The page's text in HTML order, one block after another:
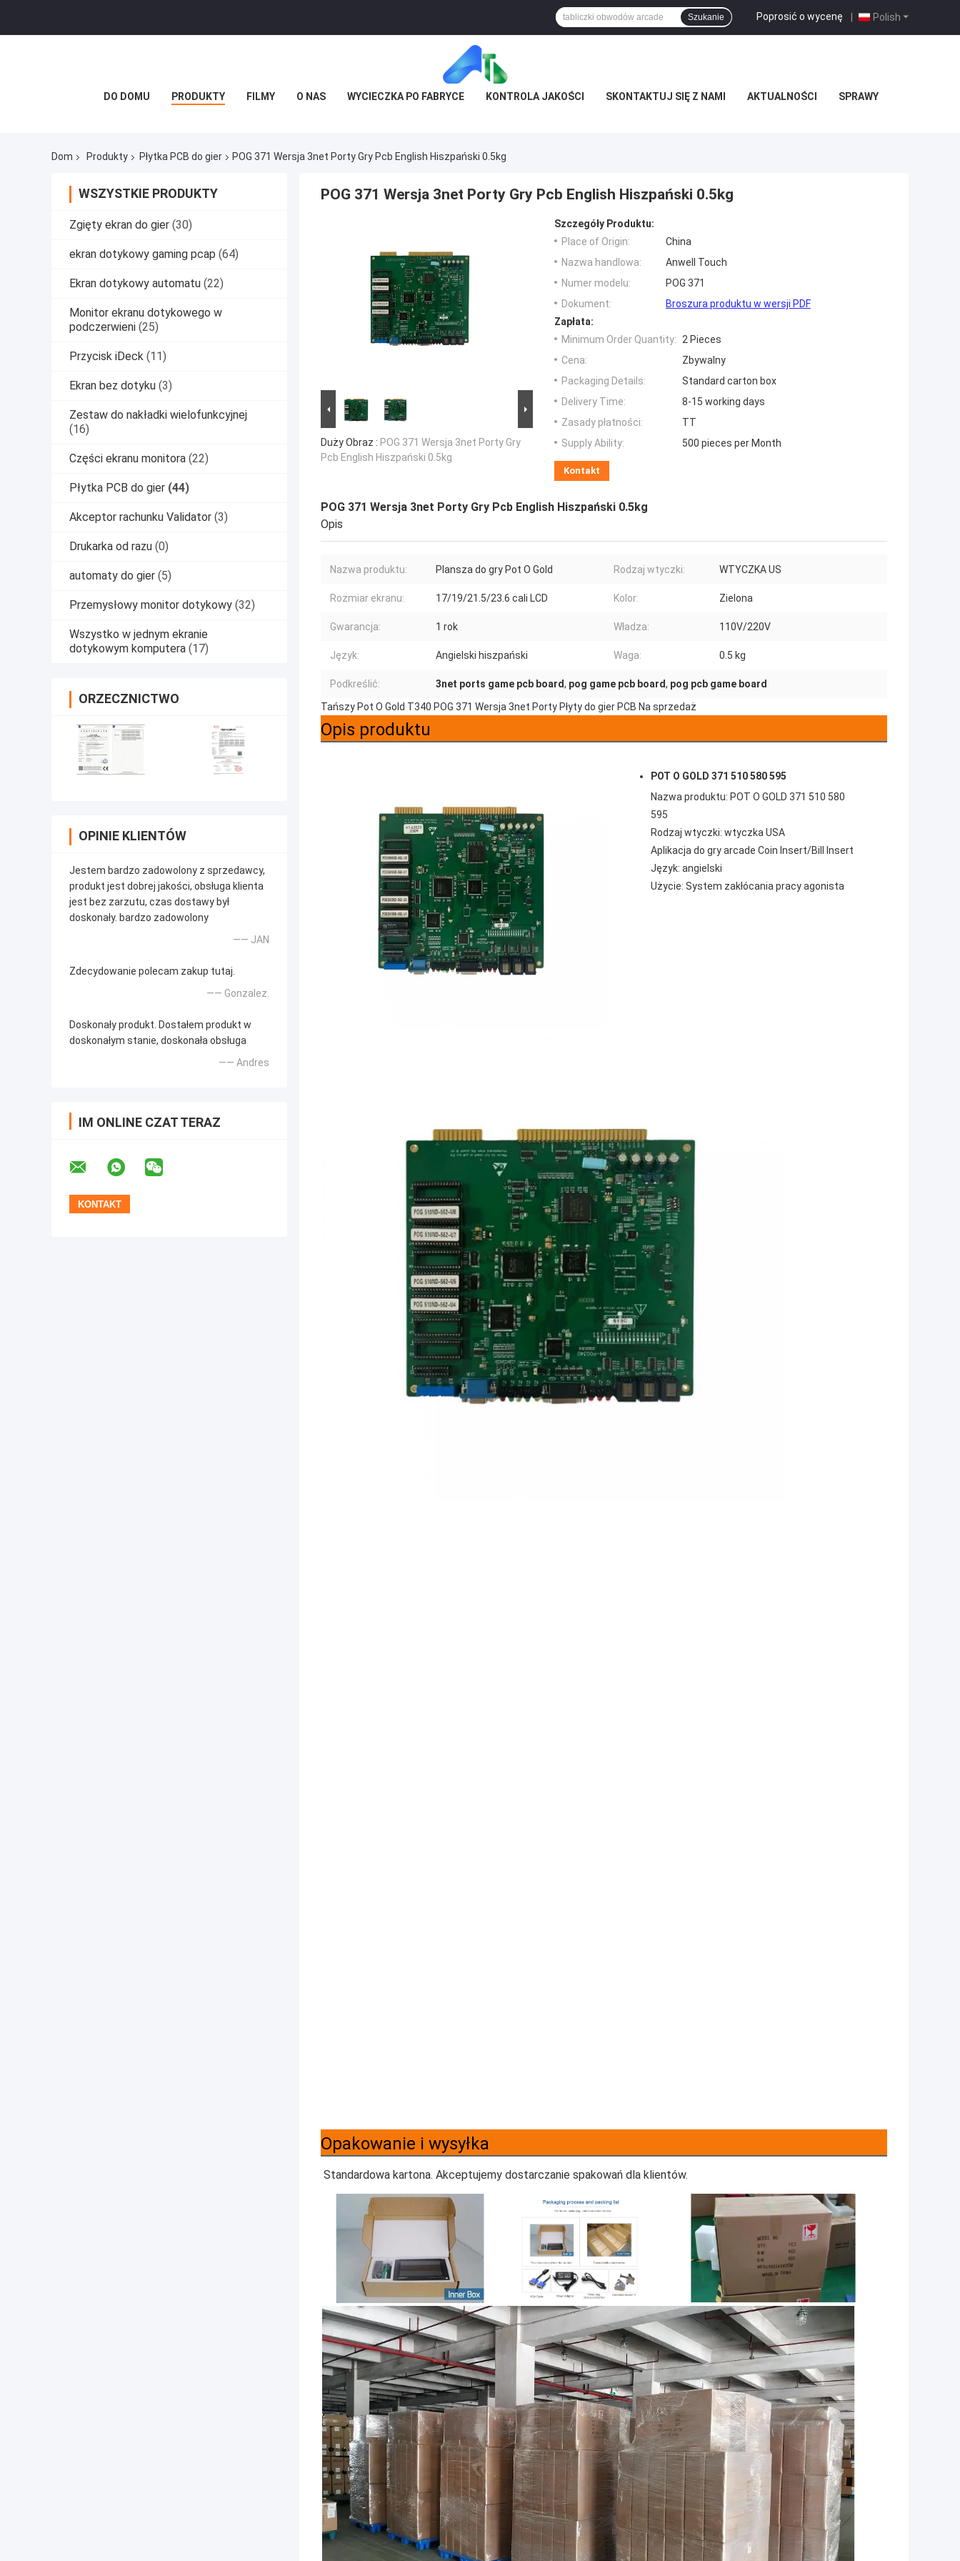
Polish
Poprosić o wycenę |
Szukanie
DO DOMU PRODUKTY FILMY O NAS WYCIECZKA PO FABRYCE KONTROLA JAKOŚCI SKONTAKTUJ SIĘ Z NAMI AKTUALNOŚCI SPRAWY
Dom Produkty Płytka PCB do gier POG 371 Wersja 3net Porty Gry Pcb English Hiszpański 0.5kg
WSZYSTKIE PRODUKTY
Zgięty ekran do gier (30)
ekran dotykowy gaming pcap (64)
Ekran dotykowy automatu (22)
Monitor ekranu dotykowego w
podczerwieni (25)
Przycisk iDeck (11)
Ekran bez dotyku (3)
Zestaw do nakładki wielofunkcyjnej
(16)
Części ekranu monitora (22)
Płytka PCB do gier (44)
Akceptor rachunku Validator (3)
Drukarka od razu (0)
automaty do gier (5)
Przemysłowy monitor dotykowy (32)
Wszystko w jednym ekranie
dotykowym komputera (17)
ORZECZNICTWO
OPINIE KLIENTÓW
Jestem bardzo zadowolony z sprzedawcy,
produkt jest dobrej jakości, obsługa klienta
jest bez zarzutu, czas dostawy był
doskonały. bardzo zadowolony
—— JAN
Zdecydowanie polecam zakup tutaj.
—— Gonzalez.
Doskonały produkt. Dostałem produkt w
doskonałym stanie, doskonała obsługa
—— Andres
IM ONLINE CZAT TERAZ
POG 371 Wersja 3net Porty Gry Pcb English Hiszpański 0.5kg
Duży Obraz : POG 371 Wersja 3net Porty Gry
Pcb English Hiszpański 0.5kg
Szczegóły Produktu:
Place of Origin:
China
Nazwa handlowa:
Anwell Touch
Numer modelu:
POG 371
Dokument:
Broszura produktu w wersji PDF
Zapłata:
Minimum Order Quantity: 2 Pieces
Cena:
Zbywalny
Packaging Details:
Standard carton box
Delivery Time:
8-15 working days
Zasady płatności:
TT
Supply Ability:
500 pieces per Month
Kontakt
POG 371 Wersja 3net Porty Gry Pcb English Hiszpański 0.5kg
Opis
Nazwa produktu: Plansza do gry Pot O Gold Rodzaj wtyczki: WTYCZKA US
Rozmiar ekranu: 17/19/21.5/23.6 cali LCD Kolor: Zielona
Gwarancja: 1 rok Władza: 110V/220V
Język: Angielski hiszpański Waga: 0.5 kg
Podkreślić: 3net ports game pcb board, pog game pcb board, pog pcb game board
Tańszy Pot O Gold T340 POG 371 Wersja 3net Porty Płyty do gier PCB Na sprzedaż
Opis produktu
POT O GOLD 371 510 580 595
Nazwa produktu: POT O GOLD 371 510 580
595
Rodzaj wtyczki: wtyczka USA
Aplikacja do gry arcade Coin Insert/Bill Insert
Język: angielski
Użycie: System zakłócania pracy agonista
Opakowanie i wysyłka
Standardowa kartona. Akceptujemy dostarczanie spakowań dla klientów.